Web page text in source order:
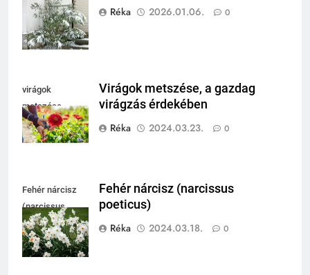
fagytűrése
Réka
2026.01.06. 0
virágok
metszése
Virágok metszése, a gazdag
virágzás érdekében
Réka
2024.03.23. 0
Fehér nárcisz
(narcissus
poeticus)
Fehér nárcisz (narcissus
poeticus)
Réka
2024.03.18. 0